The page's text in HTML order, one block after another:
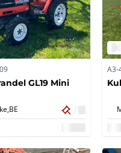
GL19 Mini
BE
A3-